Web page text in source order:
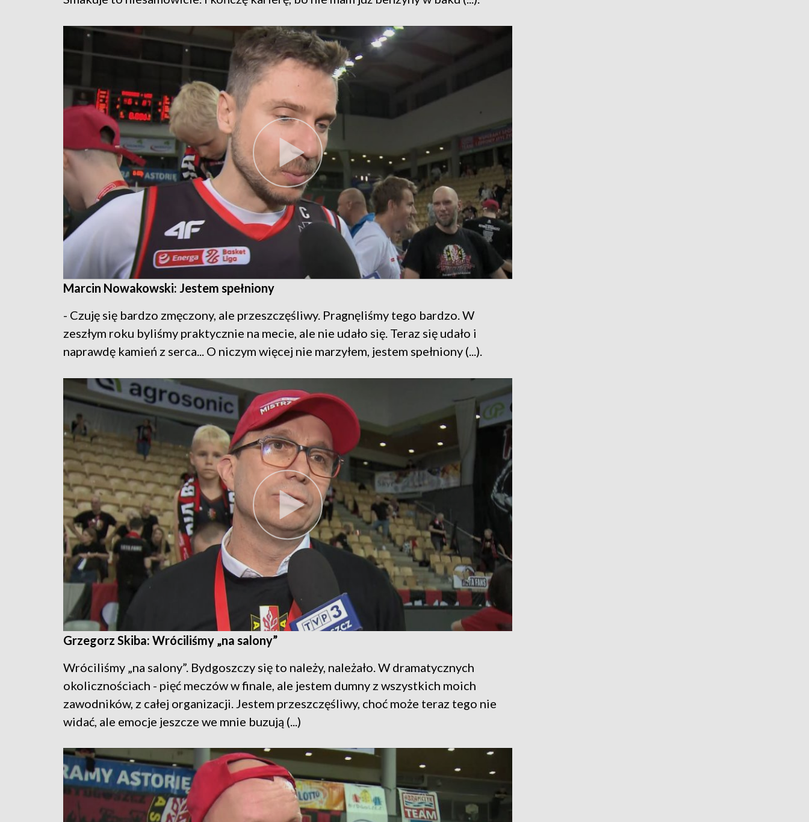
Marcin Nowakowski: Jestem spełniony
- Czuję się bardzo zmęczony, ale przeszczęśliwy. Pragnęliśmy tego bardzo. W
zeszłym roku byliśmy praktycznie na mecie, ale nie udało się. Teraz się udało i
naprawdę kamień z serca... O niczym więcej nie marzyłem, jestem spełniony (...).
Grzegorz Skiba: Wróciliśmy „na salony”
Wróciliśmy „na salony”. Bydgoszczy się to należy, należało. W dramatycznych
okolicznościach - pięć meczów w finale, ale jestem dumny z wszystkich moich
zawodników, z całej organizacji. Jestem przeszczęśliwy, choć może teraz tego nie
widać, ale emocje jeszcze we mnie buzują (...)